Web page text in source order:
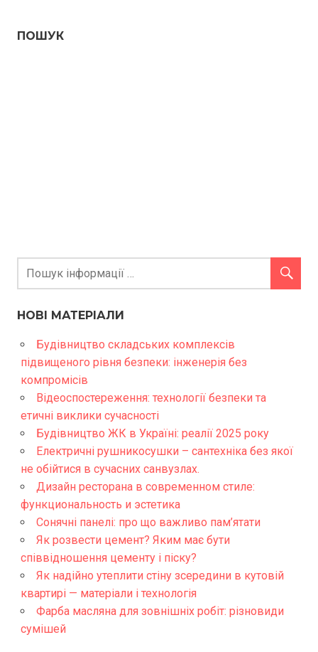
ПОШУК
НОВІ МАТЕРІАЛИ
Будівництво складських комплексів
підвищеного рівня безпеки: інженерія без
компромісів
Відеоспостереження: технології безпеки та
етичні виклики сучасності
Будівництво ЖК в Україні: реалії 2025 року
Електричні рушникосушки – сантехніка без якої
не обійтися в сучасних санвузлах.
Дизайн ресторана в современном стиле:
функциональность и эстетика
Сонячні панелі: про що важливо пам’ятати
Як розвести цемент? Яким має бути
співвідношення цементу і піску?
Як надійно утеплити стіну зсередини в кутовій
квартирі — матеріали і технологія
Фарба масляна для зовнішніх робіт: різновиди
сумішей